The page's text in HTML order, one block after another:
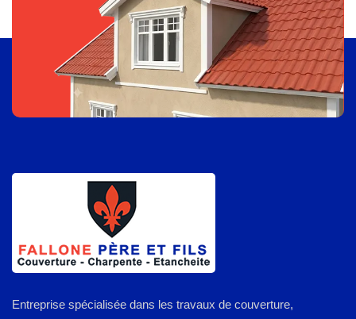
Entreprise spécialisée dans les travaux de couverture,